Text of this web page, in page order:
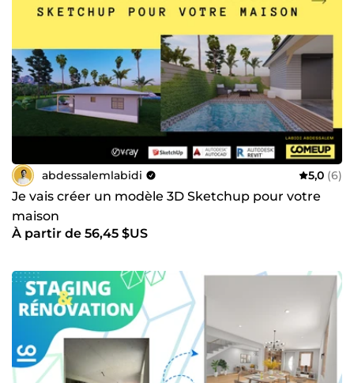
abdessalemlabidi 5,0 (6)
Je vais créer un modèle 3D Sketchup pour votre
maison
À partir de 56,45 $US